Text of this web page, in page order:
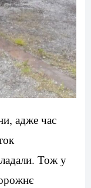
адже час
Тож у